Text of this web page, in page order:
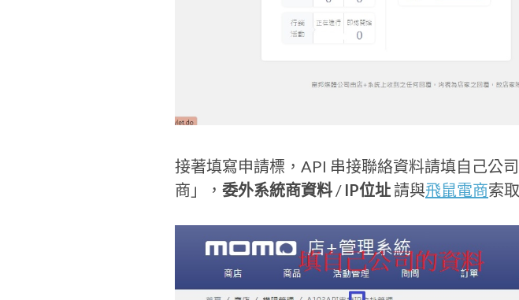
接著填寫申請標，API 串接聯絡資料請填自己公
商」， 委外系統商資料 / IP位址 請與飛鼠電商索